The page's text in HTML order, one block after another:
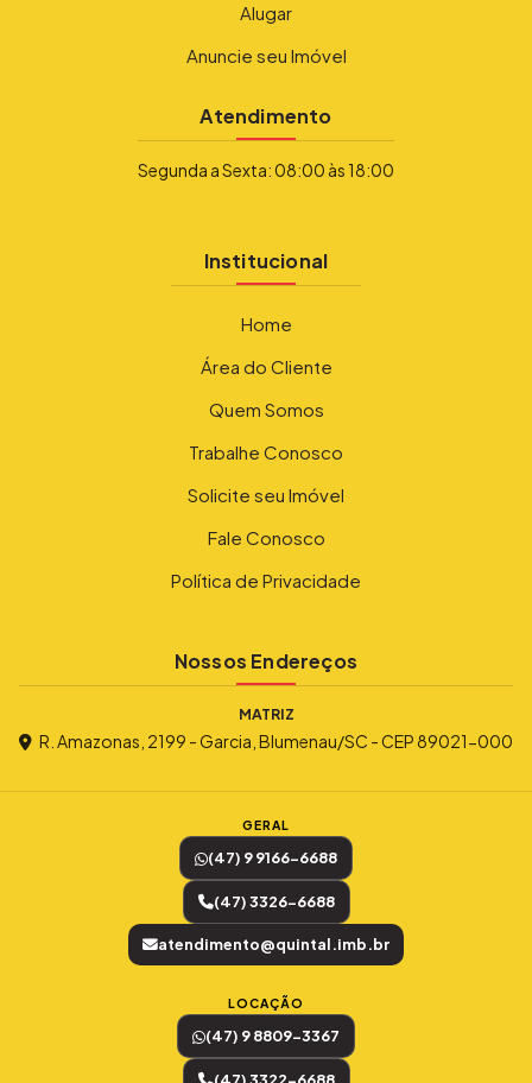
Alugar
Anuncie seu Imóvel
Atendimento
Segunda a Sexta: 08:00 às 18:00
Institucional
Home
Área do Cliente
Quem Somos
Trabalhe Conosco
Solicite seu Imóvel
Fale Conosco
Política de Privacidade
Nossos Endereços
MATRIZ
R. Amazonas, 2199 - Garcia, Blumenau/SC - CEP 89021-000
GERAL
(47) 9 9166-6688
(47) 3326-6688
atendimento@quintal.imb.br
LOCAÇÃO
(47) 9 8809-3367